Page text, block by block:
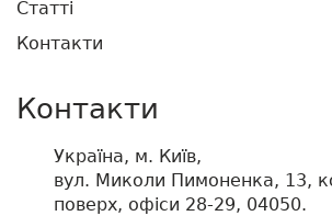
Статті
Контакти
Контакти
Україна, м. Київ,
вул. Миколи Пимоненка, 13,
поверх, офіси 28-29, 04050.